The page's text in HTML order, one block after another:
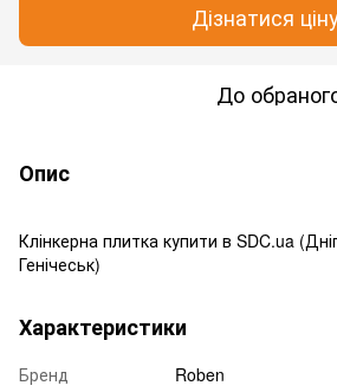
Дізнатися
До
Опис
Клінкерна плитка купити в SDC.ua
Генічеськ)
Характеристики
Бренд
Roben